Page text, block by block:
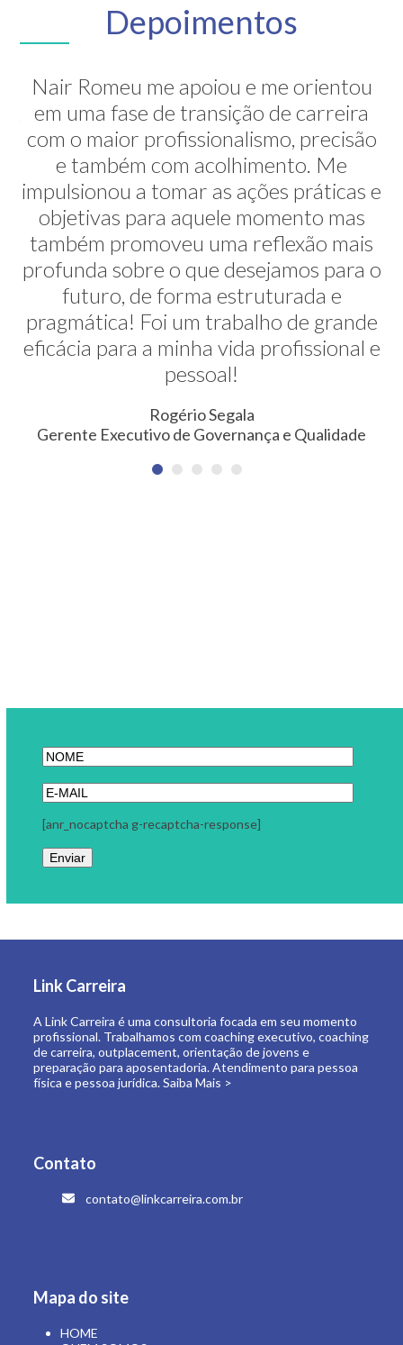
Depoimentos
Nair Romeu me apoiou e me orientou
em uma fase de transição de carreira
com o maior profissionalismo, precisão
e também com acolhimento. Me
impulsionou a tomar as ações práticas e
objetivas para aquele momento mas
também promoveu uma reflexão mais
profunda sobre o que desejamos para o
futuro, de forma estruturada e
pragmática! Foi um trabalho de grande
eficácia para a minha vida profissional e
pessoal!
Rogério Segala
Gerente Executivo de Governança e Qualidade
A Nair é inesquecível! Através de sua
grande competência ela me mostrou
alternativas na minha transição de
carreira. E ela faz isso de uma maneira
muito sútil e elegante. Hoje exerço uma
profissão nunca pensada antes. Meus
agradecimentos!
Erica Rodrigues
Consultora em Qualidade, Meio Ambiente, Saúde e
Segurança do Trabalho
física e pessoa jurídica.
Contato
contato@linkcarreira.com.br
Mapa do site
E-BOOKS
ARTIGOS
ÁREA RESTRITA